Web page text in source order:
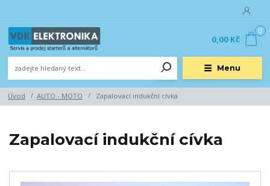
Menu
0
0,00 Kč
Úvod AUTO - MOTO Zapalovací indukční cívka
Zapalovací indukční cívka